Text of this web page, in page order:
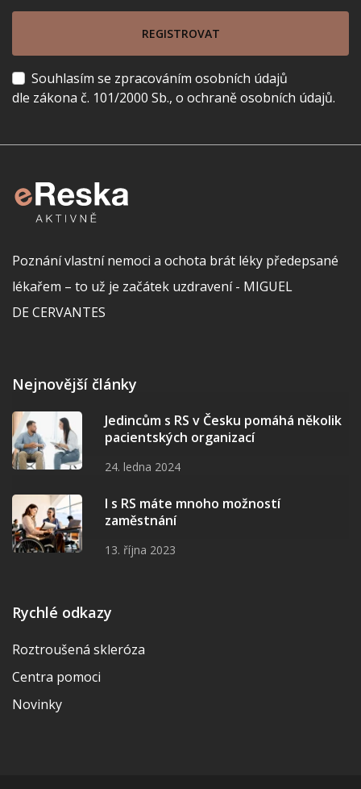
REGISTROVAT
Souhlasím se zpracováním osobních údajů
dle zákona č. 101/2000 Sb., o ochraně osobních údajů.
Poznání vlastní nemoci a ochota brát léky předepsané
lékařem – to už je začátek uzdravení - MIGUEL
DE CERVANTES
Nejnovější články
Jedincům s RS v Česku pomáhá několik
pacientských organizací
24. ledna 2024
I s RS máte mnoho možností
zaměstnání
13. října 2023
Rychlé odkazy
Roztroušená skleróza
Centra pomoci
Novinky